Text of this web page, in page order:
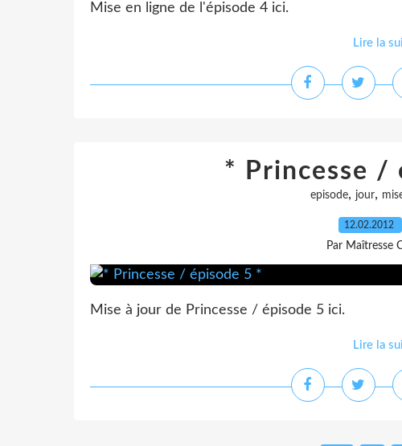
Mise en ligne de l'épisode 4 ici.
Lire la
* Princesse /
episode, jour,
12.02.2012
Par Maîtresse
Mise à jour de Princesse / épisode 5 ici.
Lire la